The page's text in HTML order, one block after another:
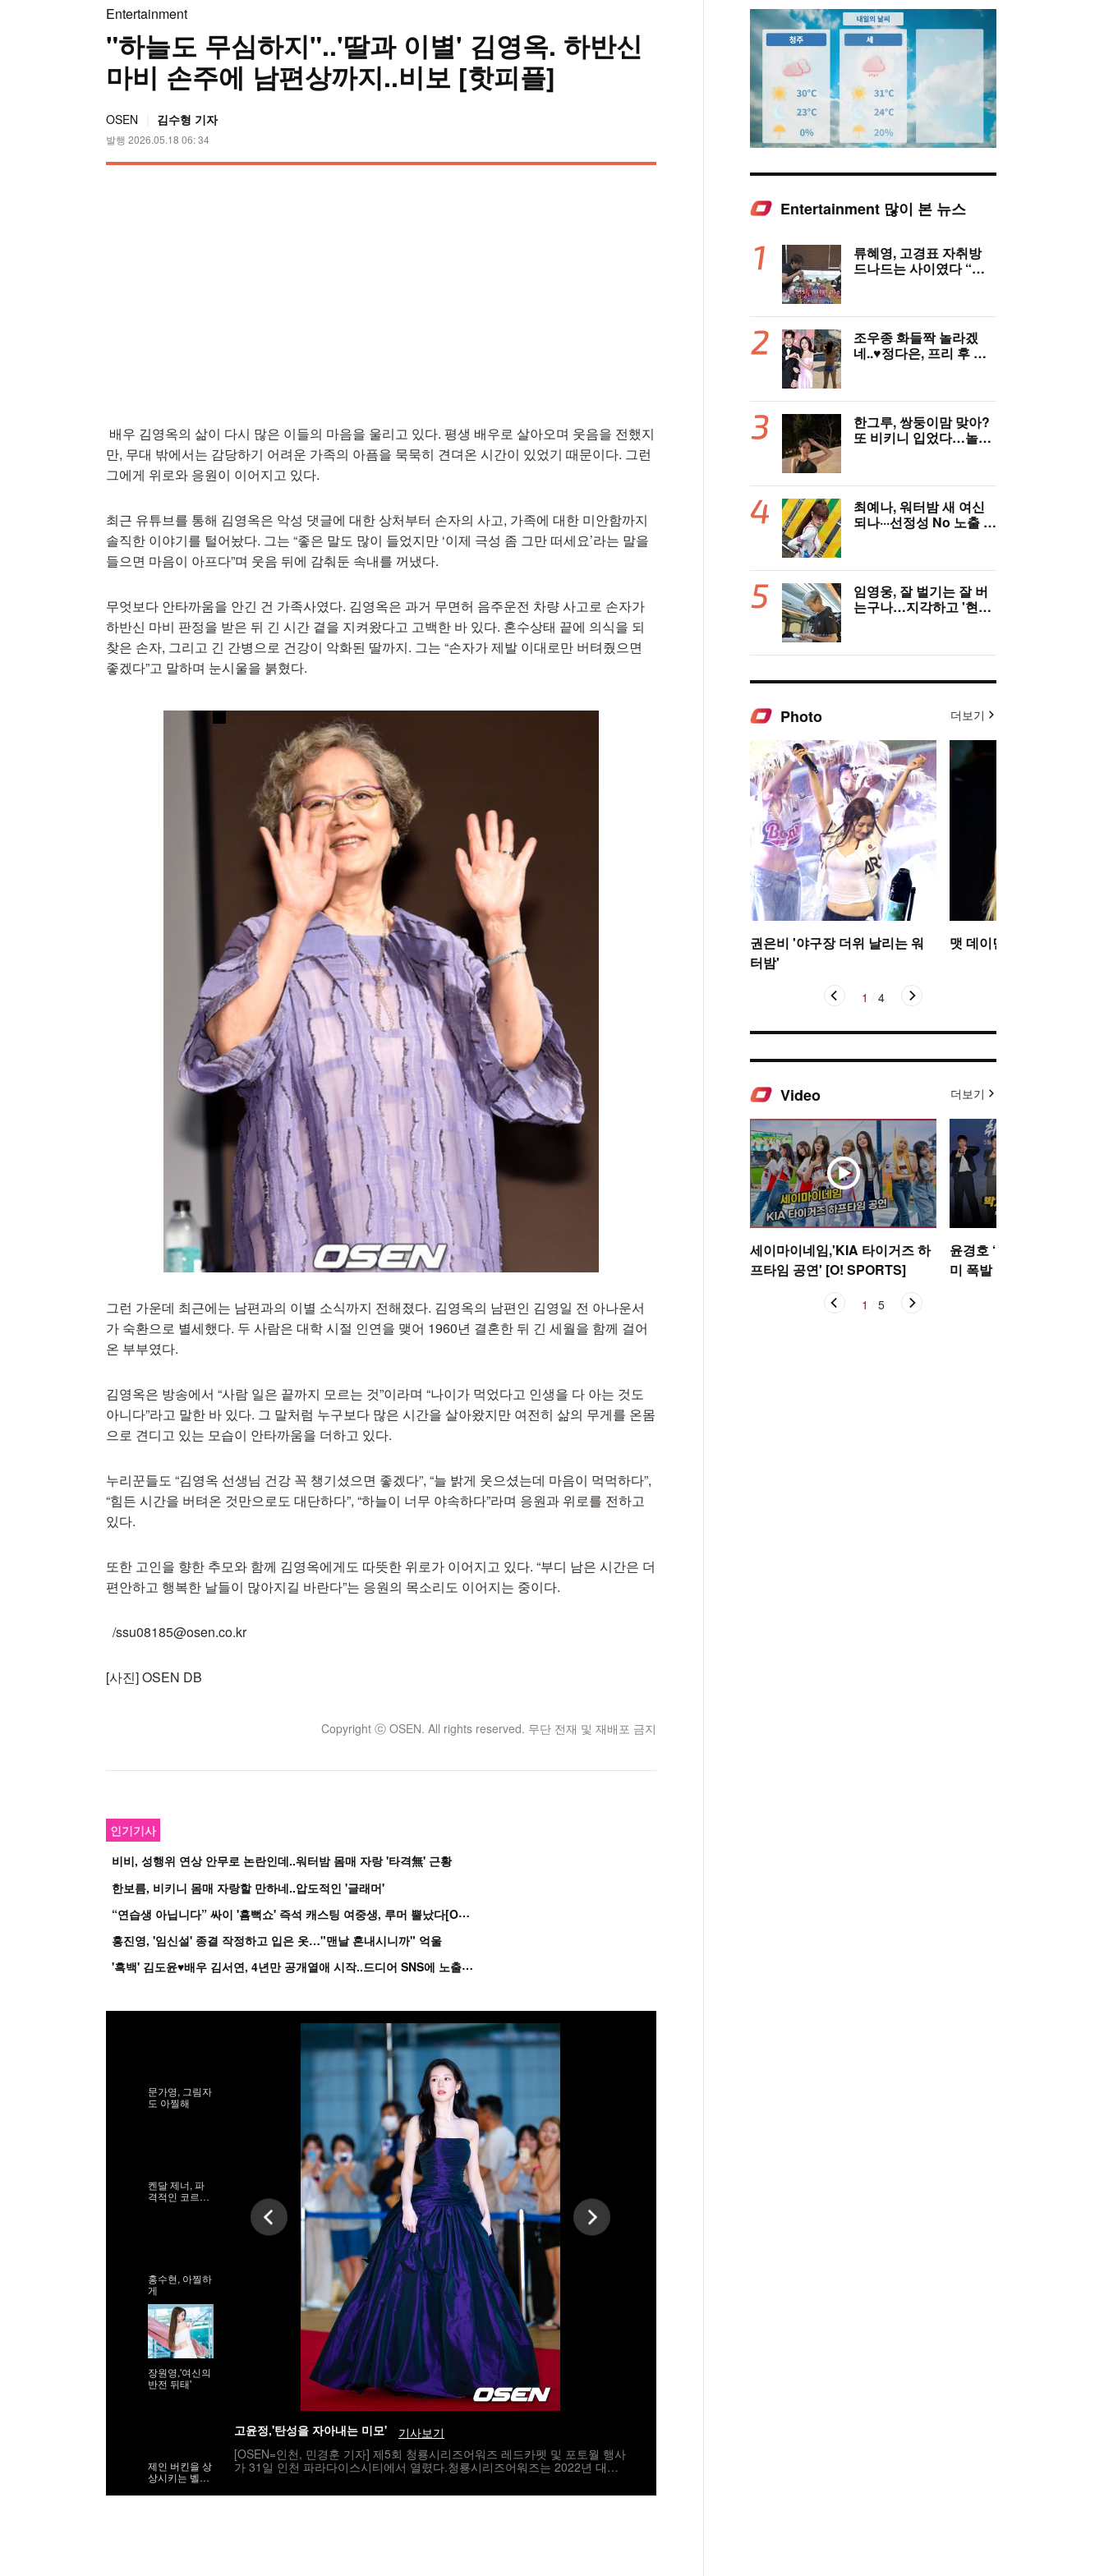
Entertainment
"하늘도 무심하지"..'딸과 이별' 김영옥. 하반신
마비 손주에 남편상까지..비보 [핫피플]
OSEN 김수형 기자
발행 2026.05.18 06: 34
배우 김영옥의 삶이 다시 많은 이들의 마음을 울리고 있다. 평생 배우로 살아오며 웃음을 전했지
만, 무대 밖에서는 감당하기 어려운 가족의 아픔을 묵묵히 견뎌온 시간이 있었기 때문이다. 그런
그에게 위로와 응원이 이어지고 있다.
최근 유튜브를 통해 김영옥은 악성 댓글에 대한 상처부터 손자의 사고, 가족에 대한 미안함까지
솔직한 이야기를 털어놨다. 그는 “좋은 말도 많이 들었지만 ‘이제 극성 좀 그만 떠세요’라는 말을
들으면 마음이 아프다”며 웃음 뒤에 감춰둔 속내를 꺼냈다.
무엇보다 안타까움을 안긴 건 가족사였다. 김영옥은 과거 무면허 음주운전 차량 사고로 손자가
하반신 마비 판정을 받은 뒤 긴 시간 곁을 지켜왔다고 고백한 바 있다. 혼수상태 끝에 의식을 되
찾은 손자, 그리고 긴 간병으로 건강이 악화된 딸까지. 그는 “손자가 제발 이대로만 버텨줬으면
좋겠다”고 말하며 눈시울을 붉혔다.
그런 가운데 최근에는 남편과의 이별 소식까지 전해졌다. 김영옥의 남편인 김영일 전 아나운서
가 숙환으로 별세했다. 두 사람은 대학 시절 인연을 맺어 1960년 결혼한 뒤 긴 세월을 함께 걸어
온 부부였다.
김영옥은 방송에서 “사람 일은 끝까지 모르는 것”이라며 “나이가 먹었다고 인생을 다 아는 것도
아니다”라고 말한 바 있다. 그 말처럼 누구보다 많은 시간을 살아왔지만 여전히 삶의 무게를 온몸
으로 견디고 있는 모습이 안타까움을 더하고 있다.
누리꾼들도 “김영옥 선생님 건강 꼭 챙기셨으면 좋겠다”, “늘 밝게 웃으셨는데 마음이 먹먹하다”,
“힘든 시간을 버텨온 것만으로도 대단하다”, “하늘이 너무 야속하다”라며 응원과 위로를 전하고
있다.
또한 고인을 향한 추모와 함께 김영옥에게도 따뜻한 위로가 이어지고 있다. “부디 남은 시간은 더
편안하고 행복한 날들이 많아지길 바란다”는 응원의 목소리도 이어지는 중이다.
/ssu08185@osen.co.kr
[사진] OSEN DB
Copyright ⓒ OSEN. All rights reserved. 무단 전재 및 재배포 금지
인기기사
비비, 성행위 연상 안무로 논란인데..워터밤 몸매 자랑 '타격無' 근황
한보름, 비키니 몸매 자랑할 만하네..압도적인 '글래머'
“
연습생 아닙니다” 싸이 '흠뻑쇼' 즉석 캐스팅 여중생, 루머 뿔났다[Oh!쎈 이...
홍진영, '임신설' 종결 작정하고 입은 옷…"맨날 혼내시니까" 억울
'
흑백' 김도윤♥배우 김서연, 4년만 공개열애 시작..드디어 SNS에 노출 [핫피...
문가영, 그림자
도 아찔해
켄달 제너, 파
격적인 코르셋
홍수현, 아찔하
게
장원영,'여신의
반전 뒤태'
제인 버킨을 상
상시키는 벨라
고윤정,'탄성을 자아내는 미모'
기사보기
[OSEN=인천, 민경훈 기자] 제5회 청룡시리즈어워즈 레드카펫 및 포토월 행사
가 31일 인천 파라다이스시티에서 열렸다.청룡시리즈어워즈는 2022년 대한
사회는 전현무와 임윤아로 5년 연속 호흡을 맞춘다.배우 고윤정이 레드카펫을
Mute
Entertainment 많이 본 뉴스
류혜영, 고경표 자취방
드나드는 사이였다 “부
조우종 화들짝 놀라겠
네..♥정다은, 프리 후 과
한그루, 쌍둥이맘 맞아?
또 비키니 입었다…놀라
최예나, 워터밤 새 여신
되나···선정성 No 노출 N
임영웅, 잘 벌기는 잘 버
는구나…지각하고 '현금
Photo 더보기
권은비 '야구장 더위 날리는 워
터밤'
맷 데이먼 딸, 인형 미모
1 4
Video 더보기
세이마이네임,'KIA 타이거즈 하
프타임 공연' [O! SPORTS]
윤경호 ‘골하트’ 박지훈 ‘저
미 폭발 포토타임 [O!
1 5